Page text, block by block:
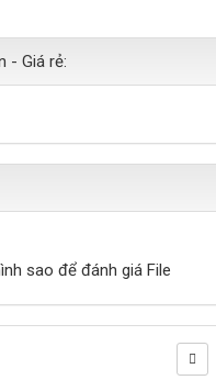
- Giá rẻ:
sao để đánh giá File